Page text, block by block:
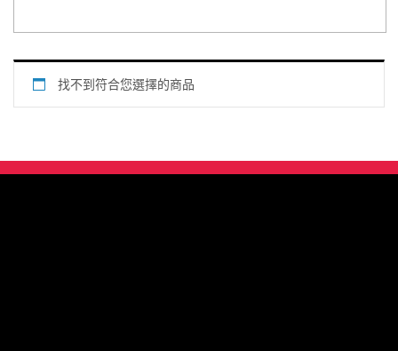
找不到符合您選擇的商品